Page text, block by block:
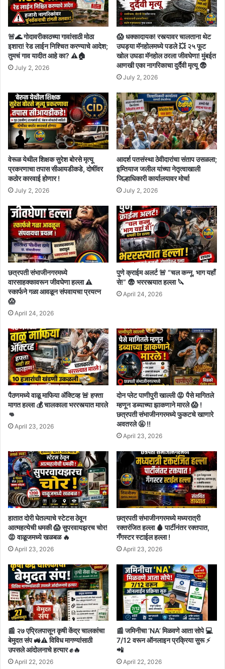
🚨🌊 गोदावरीकाठच्या गावांसाठी मोठा
इशारा! रेड लाईन निश्चित करण्याचे आदेश;
तुमचं गाव यादीत आहे का? ⚠️🏠
July 2, 2026
😱 धक्कादायक! रस्त्यावर चालताना थेट
उघड्या मॅनहोलमध्ये पडले 💥 २५ फूट
खोल उघडा मॅनहोल ठरला जीवघेणा! मुंबईत
आणखी एका नागरिकाचा दुर्दैवी मृत्यू 😨
July 2, 2026
वेरूळ येथील शिक्षक सुरेश बोरसे मृत्यू
प्रकरणाचा तपास सीआयडीकडे, दोषींवर
कठोर कारवाई होणार !
July 2, 2026
आदर्श पतसंस्था ठेवीदारांचा संताप उसळला;
इम्तियाज जलील यांच्या नेतृत्वाखाली
जिल्हाधिकारी कार्यालयावर मोर्चा
July 2, 2026
छत्रपती संभाजीनगरमध्ये
वारसाहक्कावरून जीवघेणा हल्ला ⚠️
स्कार्फने गळा आवळून संपवायचा प्रयत्न
😱
April 24, 2026
पुणे क्राईम अलर्ट 🚨 “चल कन्नू, भाग यहाँ
से!” 😨 भररस्त्यात हल्ला 🔪
April 24, 2026
पैठणमध्ये वाळू माफिया अ‍ॅक्टिव्ह 🚨 हफ्ता
मागत हल्ला 💰 चालकाला भररस्त्यात मारले
👊
April 23, 2026
दोन प्लेट पाणीपुरी खाल्ली 😡 पैसे मागितले
म्हणून डब्याच्या झाकणाने मारले 😱 !
छत्रपती संभाजीनगरमध्ये फुकटचे खाणारे
अवतरले 🤬 !!
April 23, 2026
हातात दोरी घेतल्याचे स्टेटस ठेवून
आत्महत्येची धमकी 😱 सुपरवायझरच चोर!
😡 वाळूजमध्ये खळबळ 🔥
April 23, 2026
छत्रपती संभाजीनगरमध्ये मध्यरात्री
रक्तरंजित हल्ला 🩸 पार्टीनंतर रक्तपात,
गँगस्टर स्टाईल हल्ला !
April 23, 2026
📰 २७ एप्रिलपासून कृषी केंद्र चालकांचा
बेमुदत संप 🚜⚠️ विविध मागण्यांसाठी
उपसले आंदोलनाचे हत्यार ✊🔥
April 22, 2026
📰 जमिनीचा ‘NA’ मिळवणे आता सोपे 💻
7/12 वरून ऑनलाइन प्रक्रिया सुरू ⚡
📲
April 22, 2026